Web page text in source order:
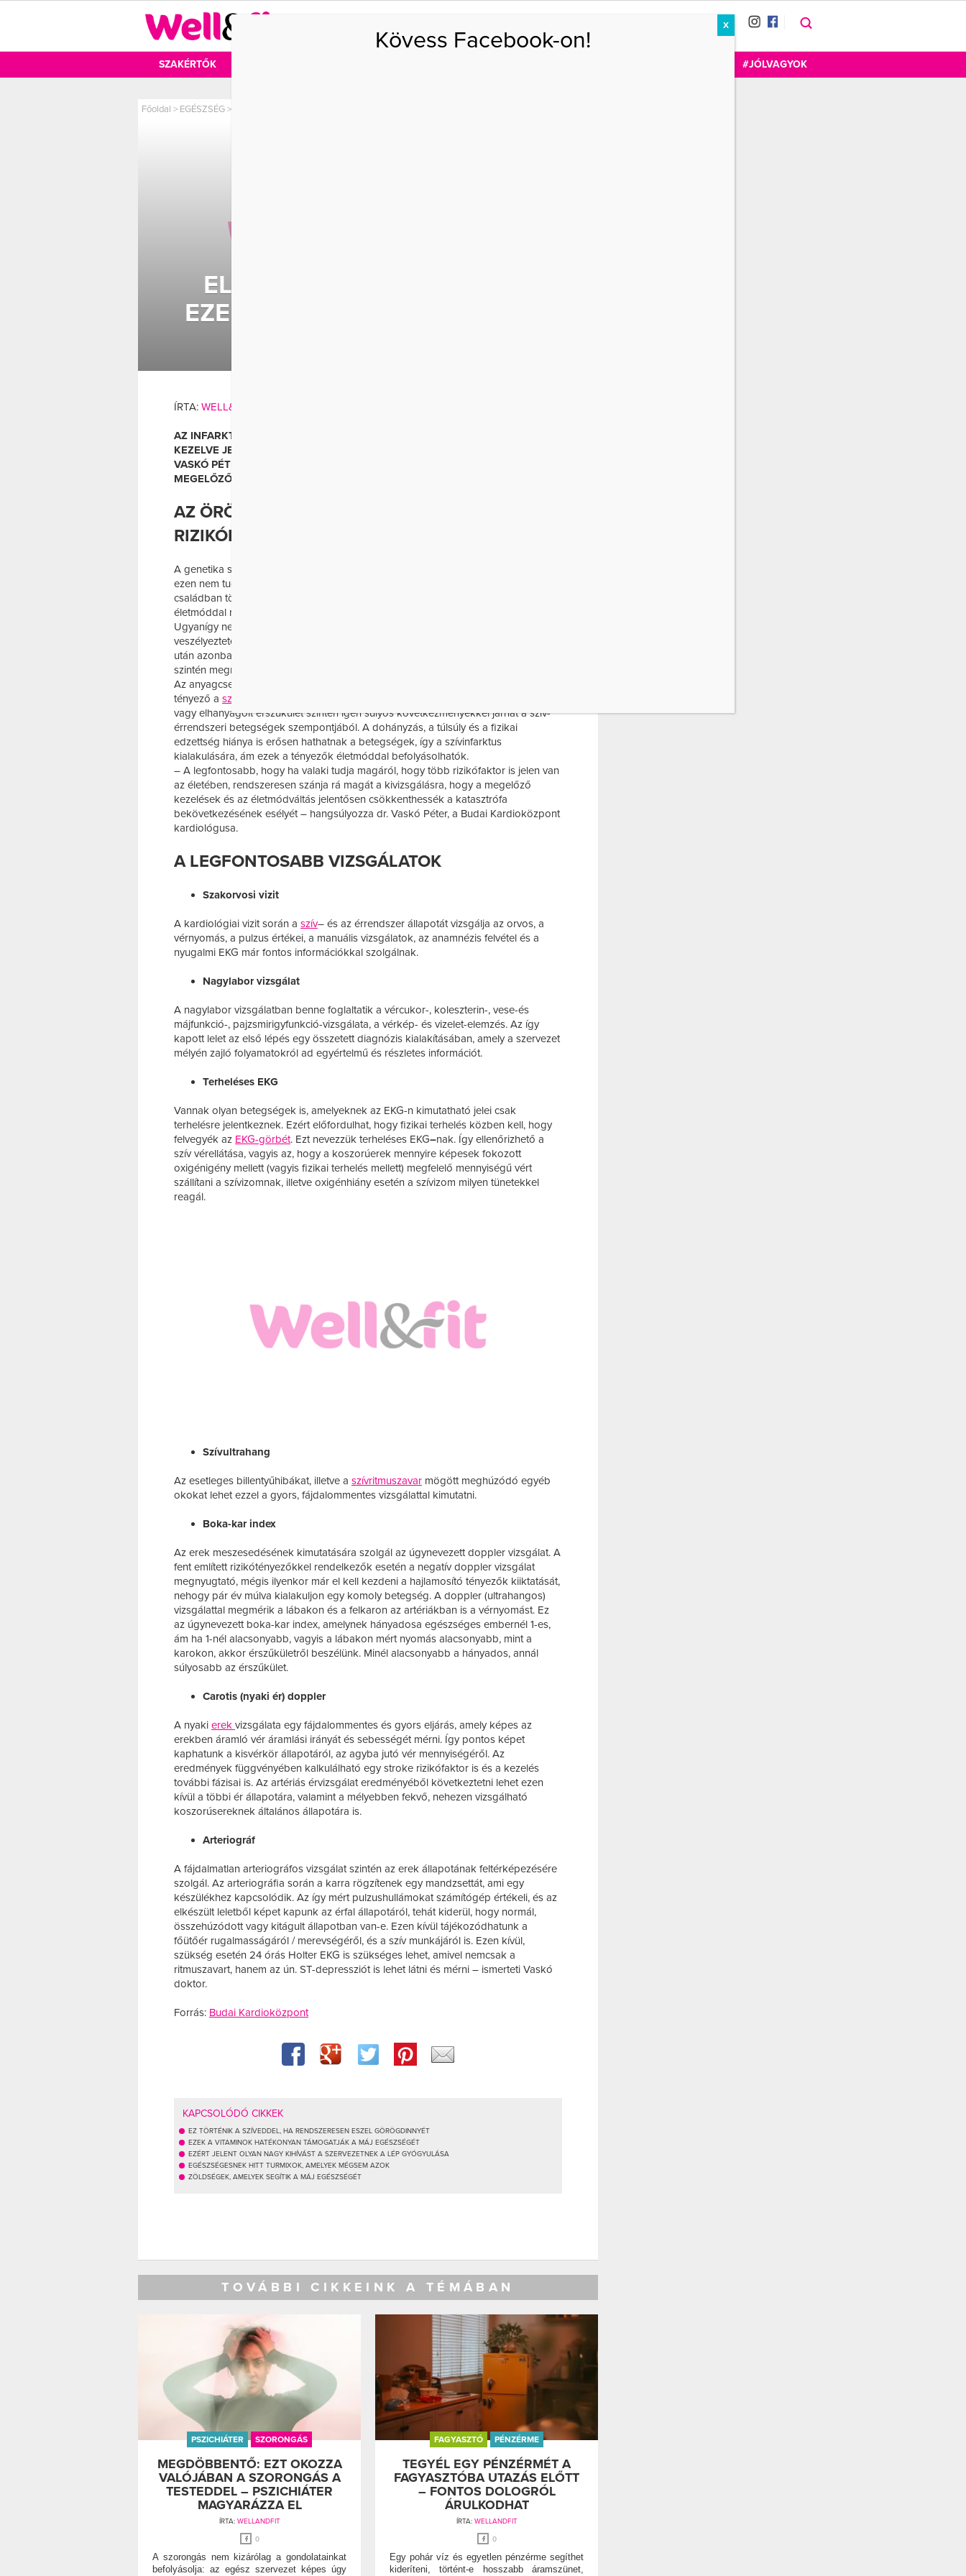
SZAKÉRTŐK #JÓLVAGYOK
Főoldal > EGÉSZSÉG>
ELŐZD MEG AZ INFARKTUS
EZEKKEL A VIZSGÁLATOKKAL!
ÍRTA: WELL&FIT
AZ INFARKTUSNAK SZÁMOS RIZIKÓFAKTORA VAN, AMELYEKET ISMERVE ÉS
KEZELVE JELENTŐSEN CSÖKKENTHETŐ A BEKÖVETKEZÉS ESÉLYE. DR.
VASKÓ PÉTER, A BUDAI KARDIOKÖZPONT SZAKORVOSA A LEGFONTOSABB
MEGELŐZŐ VIZSGÁLATOKRÓL BESZÉLT.
AZ ÖRÖKLETES ÉS AZ ÉLETMÓDBELI
RIZIKÓFAKTOROK IS FENYEGETŐEK
A genetika szerepe közismert a
ezen nem tudunk változtatni, az ismeret feltétlenül fontos. Hiszen ha kiderül, hogy a
családban többször előfordult infarktus, ez egy hajlamot feltételez ugyan, de az
életmóddal még ebben az esetben is jelentősen ellensúlyozni lehet az adottságot.
Ugyanígy nem befolyásolható a nem sem, ugyanis közismert, hogy a férfiak
veszélyeztetettebbek, mint azok a nők, akik még nem érték el a klimaxot. A klimax
után azonban a veszélyeztetettség kiegyenlítődik. Ha egy nő fogamzásgátlót szed,
szintén megnő a kockázat mértéke.
Az anyagcsere-betegségek, főleg a cukorbetegség ugyancsak jelentős kockázati
tényező a szív
vagy elhanyagolt érszűkület szintén igen súlyos következményekkel járhat a szív-
érrendszeri betegségek szempontjából. A dohányzás, a túlsúly és a fizikai
edzettség hiánya is erősen hathatnak a betegségek, így a szívinfarktus
kialakulására, ám ezek a tényezők életmóddal befolyásolhatók.
– A legfontosabb, hogy ha valaki tudja magáról, hogy több rizikófaktor is jelen van
az életében, rendszeresen szánja rá magát a kivizsgálásra, hogy a megelőző
kezelések és az életmódváltás jelentősen csökkenthessék a katasztrófa
bekövetkezésének esélyét – hangsúlyozza dr. Vaskó Péter, a Budai Kardioközpont
kardiológusa.
A LEGFONTOSABB VIZSGÁLATOK
Szakorvosi vizit
A kardiológiai vizit során a szív– és az érrendszer állapotát vizsgálja az orvos, a
vérnyomás, a pulzus értékei, a manuális vizsgálatok, az anamnézis felvétel és a
nyugalmi EKG már fontos információkkal szolgálnak.
Nagylabor vizsgálat
A nagylabor vizsgálatban benne foglaltatik a vércukor-, koleszterin-, vese-és
májfunkció-, pajzsmirigyfunkció-vizsgálata, a vérkép- és vizelet-elemzés. Az így
kapott lelet az első lépés egy összetett diagnózis kialakításában, amely a szervezet
mélyén zajló folyamatokról ad egyértelmű és részletes információt.
Terheléses EKG
Vannak olyan betegségek is, amelyeknek az EKG-n kimutatható jelei csak
terhelésre jelentkeznek. Ezért előfordulhat, hogy fizikai terhelés közben kell, hogy
felvegyék az EKG-görbét. Ezt nevezzük terheléses EKG–nak. Így ellenőrizhető a
szív vérellátása, vagyis az, hogy a koszorúerek mennyire képesek fokozott
oxigénigény mellett (vagyis fizikai terhelés mellett) megfelelő mennyiségű vért
szállítani a szívizomnak, illetve oxigénhiány esetén a szívizom milyen tünetekkel
reagál.
Szívultrahang
Az esetleges billentyűhibákat, illetve a szívritmuszavar mögött meghúzódó egyéb
okokat lehet ezzel a gyors, fájdalommentes vizsgálattal kimutatni.
Boka-kar index
Az erek meszesedésének kimutatására szolgál az úgynevezett doppler vizsgálat. A
fent említett rizikótényezőkkel rendelkezők esetén a negatív doppler vizsgálat
megnyugtató, mégis ilyenkor már el kell kezdeni a hajlamosító tényezők kiiktatását,
nehogy pár év múlva kialakuljon egy komoly betegség. A doppler (ultrahangos)
vizsgálattal megmérik a lábakon és a felkaron az artériákban is a vérnyomást. Ez
az úgynevezett boka-kar index, amelynek hányadosa egészséges embernél 1-es,
ám ha 1-nél alacsonyabb, vagyis a lábakon mért nyomás alacsonyabb, mint a
karokon, akkor érszűkületről beszélünk. Minél alacsonyabb a hányados, annál
súlyosabb az érszűkület.
Carotis (nyaki ér) doppler
A nyaki erek vizsgálata egy fájdalommentes és gyors eljárás, amely képes az
erekben áramló vér áramlási irányát és sebességét mérni. Így pontos képet
kaphatunk a kisvérkör állapotáról, az agyba jutó vér mennyiségéről. Az
eredmények függvényében kalkulálható egy stroke rizikófaktor is és a kezelés
további fázisai is. Az artériás érvizsgálat eredményéből következtetni lehet ezen
kívül a többi ér állapotára, valamint a mélyebben fekvő, nehezen vizsgálható
koszorúsereknek általános állapotára is.
Arteriográf
A fájdalmatlan arteriográfos vizsgálat szintén az erek állapotának feltérképezésére
szolgál. Az arteriográfia során a karra rögzítenek egy mandzsettát, ami egy
készülékhez kapcsolódik. Az így mért pulzushullámokat számítógép értékeli, és az
elkészült leletből képet kapunk az érfal állapotáról, tehát kiderül, hogy normál,
összehúzódott vagy kitágult állapotban van-e. Ezen kívül tájékozódhatunk a
főütőér rugalmasságáról / merevségéről, és a szív munkájáról is. Ezen kívül,
szükség esetén 24 órás Holter EKG is szükséges lehet, amivel nemcsak a
ritmuszavart, hanem az ún. ST-depressziót is lehet látni és mérni – ismerteti Vaskó
doktor.
Forrás: Budai Kardioközpont
KAPCSOLÓDÓ CIKKEK
EZ TÖRTÉNIK A SZÍVEDDEL, HA RENDSZERESEN ESZEL GÖRÖGDINNYÉT
EZEK A VITAMINOK HATÉKONYAN TÁMOGATJÁK A MÁJ EGÉSZSÉGÉT
EZÉRT JELENT OLYAN NAGY KIHÍVÁST A SZERVEZETNEK A LÉP GYÓGYULÁSA
EGÉSZSÉGESNEK HITT TURMIXOK, AMELYEK MÉGSEM AZOK
ZÖLDSÉGEK, AMELYEK SEGÍTIK A MÁJ EGÉSZSÉGÉT
TOVÁBBI CIKKEINK A TÉMÁBAN
PSZICHIÁTER SZORONGÁS
MEGDÖBBENTŐ: EZT OKOZZA
VALÓJÁBAN A SZORONGÁS A
TESTEDDEL – PSZICHIÁTER
MAGYARÁZZA EL
ÍRTA: WELLANDFIT
0
A szorongás nem kizárólag a gondolatainkat
befolyásolja: az egész szervezet képes úgy
FAGYASZTÓ PÉNZÉRME
TEGYÉL EGY PÉNZÉRMÉT A
FAGYASZTÓBA UTAZÁS ELŐTT
– FONTOS DOLOGRÓL
ÁRULKODHAT
ÍRTA: WELLANDFIT
0
Egy pohár víz és egyetlen pénzérme segíthet
kideríteni, történt-e hosszabb áramszünet,
Kövess Facebook-on!
X